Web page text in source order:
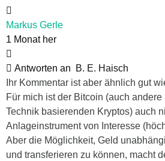
Markus Gerle
1 Monat her
Antworten an
B. E. Haisch
Ihr Kommentar ist aber ähnlich gut
Für mich ist der Bitcoin (auch
Technik basierenden Kryptos) auch
Anlageinstrument von Interesse
Aber die Möglichkeit, Geld
und transferieren zu können, macht